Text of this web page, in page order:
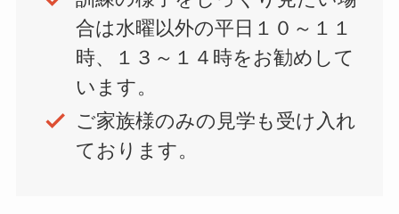
合は水曜以外の平日１０～１１
時、１３～１４時をお勧めして
います。
ご家族様のみの見学も受け入れ
ております。